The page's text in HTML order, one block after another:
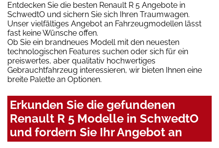
Entdecken Sie die besten Renault R 5 Angebote in
SchwedtO und sichern Sie sich Ihren Traumwagen.
Unser vielfältiges Angebot an Fahrzeugmodellen lässt
fast keine Wünsche offen.
Ob Sie ein brandneues Modell mit den neuesten
technologischen Features suchen oder sich für ein
preiswertes, aber qualitativ hochwertiges
Gebrauchtfahrzeug interessieren, wir bieten Ihnen eine
breite Palette an Optionen.
Erkunden Sie die gefundenen
Renault R 5 Modelle in SchwedtO
und fordern Sie Ihr Angebot an